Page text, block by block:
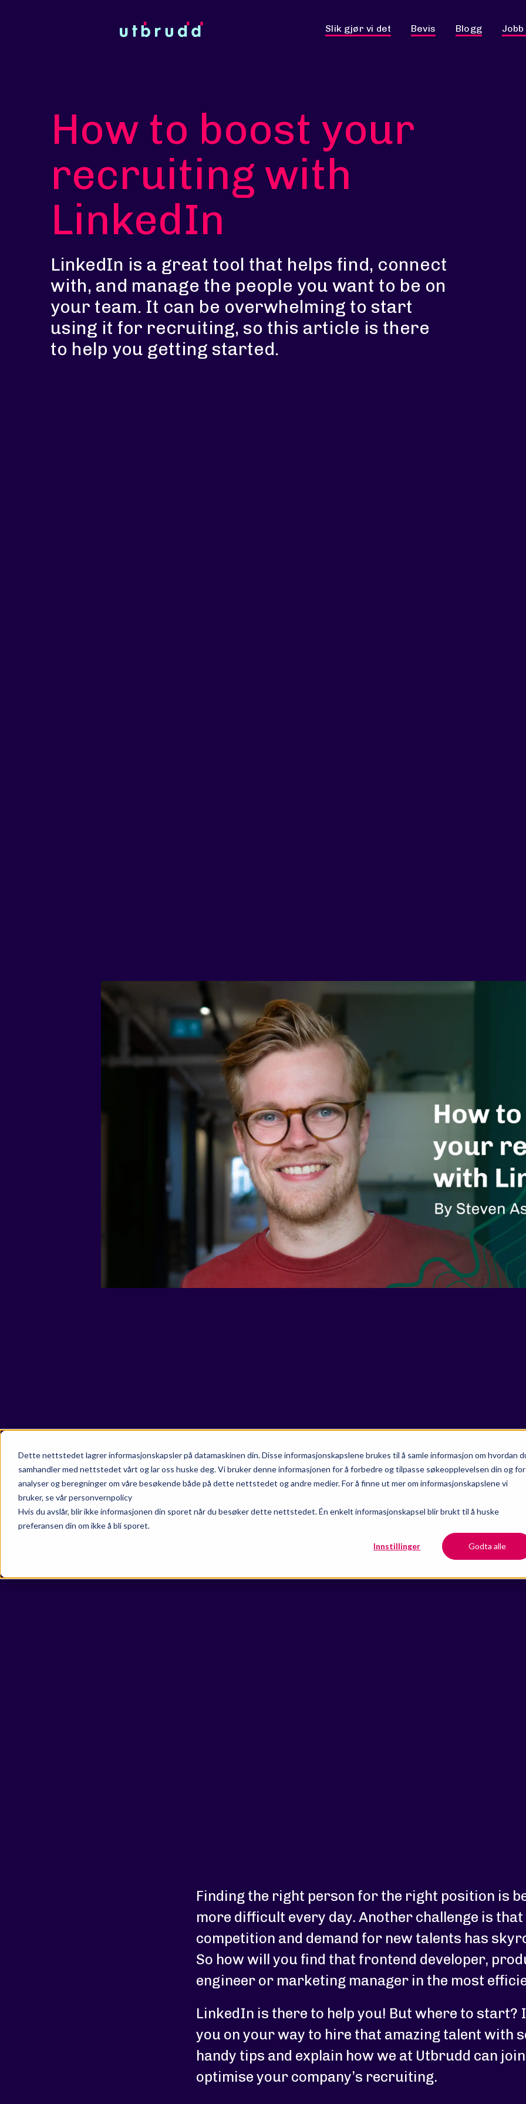
Dette nettstedet lagrer informasjonskapsler på datamaskinen din. Disse informasjonskapslene brukes til å samle informasjon om hvordan
samhandler med nettstedet vårt og lar oss huske deg. Vi bruker denne informasjonen for å forbedre og tilpasse søkeopplevelsen din og for
analyser og beregninger om våre besøkende både på dette nettstedet og andre medier. For å finne ut mer om informasjonskapslene vi
bruker, se vår personvernpolicy
Hvis du avslår, blir ikke informasjonen din sporet når du besøker dette nettstedet. Én enkelt informasjonskapsel blir brukt til å huske
preferansen din om ikke å bli sporet.
Innstillinger Godta alle
Slik gjør vi det Bevis Blogg
How to boost your
recruiting with
LinkedIn
LinkedIn is a great tool that helps find, connect
with, and manage the people you want to be on
your team. It can be overwhelming to start
using it for recruiting, so this article is there
to help you getting started.
Finding the right person for the right position is
more difficult every day. Another challenge is that
competition and demand for new talents has
So how will you find that frontend developer,
engineer or marketing manager in the most
LinkedIn is there to help you! But where to start?
you on your way to hire that amazing talent with
handy tips and explain how we at Utbrudd can
optimise your company’s recruiting.